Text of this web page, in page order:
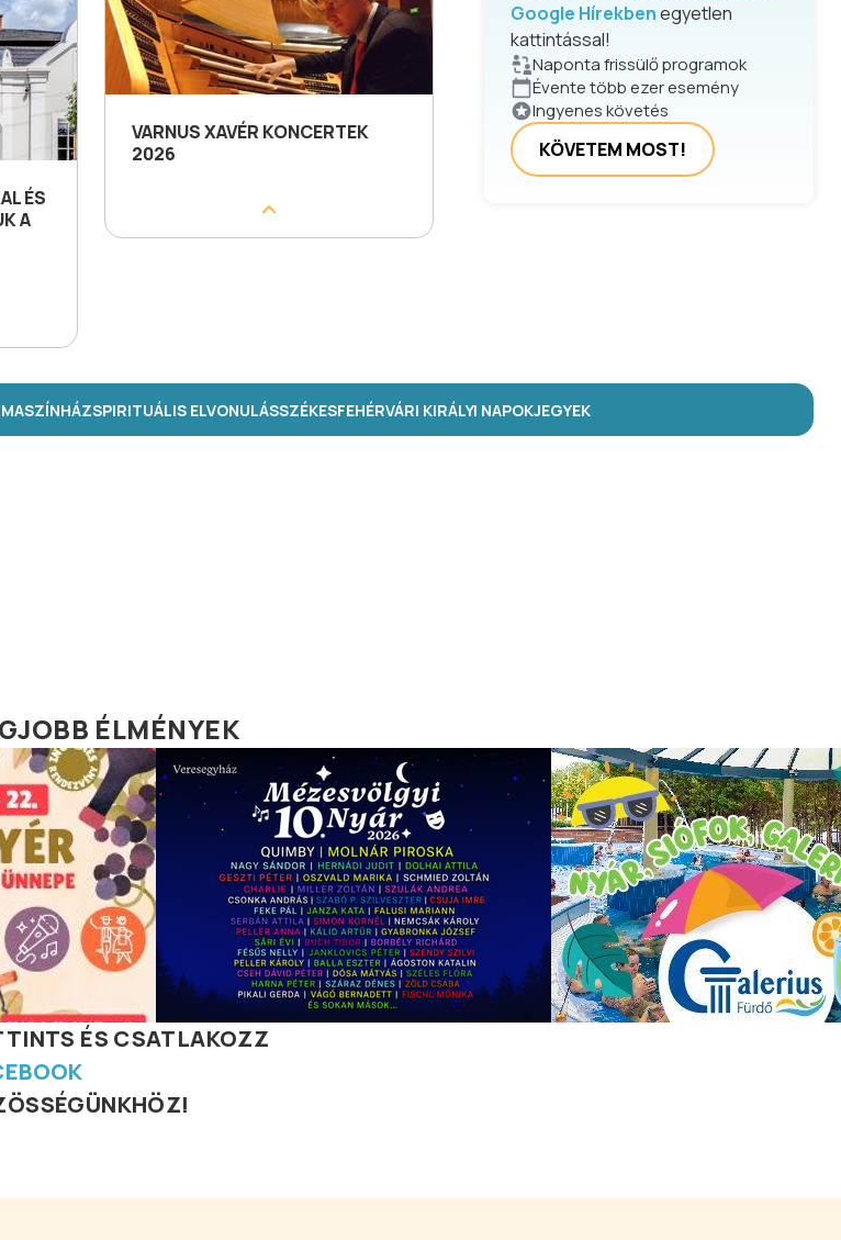
ÉS
A
VARNUS XAVÉR KONCERTEK
2026
Google Hírekbenegyetlen
kattintással!
Naponta frissülő programok
Évente több ezer esemény
Ingyenes követés
KÖVETEM MOST!
SPIRITUÁLIS ELVONULÁSSZÉKESFEHÉRVÁRI KIRÁLYI NAPOKJEGYEK
ÉLMÉNYEK
ÉS CSATLAKOZZ